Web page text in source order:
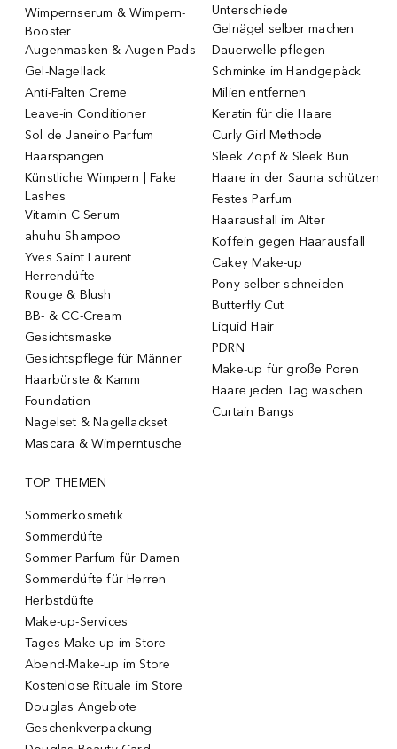
Wimpernserum & Wimpern-
Booster
Augenmasken & Augen Pads
Gel-Nagellack
Anti-Falten Creme
Leave-in Conditioner
Sol de Janeiro Parfum
Haarspangen
Künstliche Wimpern | Fake
Lashes
Vitamin C Serum
ahuhu Shampoo
Yves Saint Laurent
Herrendüfte
Rouge & Blush
BB- & CC-Cream
Gesichtsmaske
Gesichtspflege für Männer
Haarbürste & Kamm
Foundation
Nagelset & Nagellackset
Mascara & Wimperntusche
Unterschiede
Gelnägel selber machen
Dauerwelle pflegen
Schminke im Handgepäck
Milien entfernen
Keratin für die Haare
Curly Girl Methode
Sleek Zopf & Sleek Bun
Haare in der Sauna schützen
Festes Parfum
Haarausfall im Alter
Koffein gegen Haarausfall
Cakey Make-up
Pony selber schneiden
Butterfly Cut
Liquid Hair
PDRN
Make-up für große Poren
Haare jeden Tag waschen
Curtain Bangs
TOP THEMEN
Sommerkosmetik
Sommerdüfte
Sommer Parfum für Damen
Sommerdüfte für Herren
Herbstdüfte
Make-up-Services
Tages-Make-up im Store
Abend-Make-up im Store
Kostenlose Rituale im Store
Douglas Angebote
Geschenkverpackung